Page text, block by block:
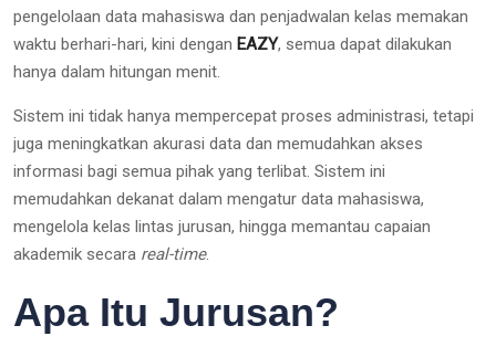
pengelolaan data mahasiswa dan penjadwalan kelas memakan
waktu berhari-hari, kini dengan EAZY, semua dapat dilakukan
hanya dalam hitungan menit.
Sistem ini tidak hanya mempercepat proses administrasi, tetapi
juga meningkatkan akurasi data dan memudahkan akses
informasi bagi semua pihak yang terlibat. Sistem ini
memudahkan dekanat dalam mengatur data mahasiswa,
mengelola kelas lintas jurusan, hingga memantau capaian
akademik secara real-time.
Apa Itu Jurusan?